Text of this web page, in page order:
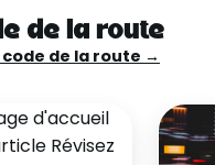
de la route
de la route →